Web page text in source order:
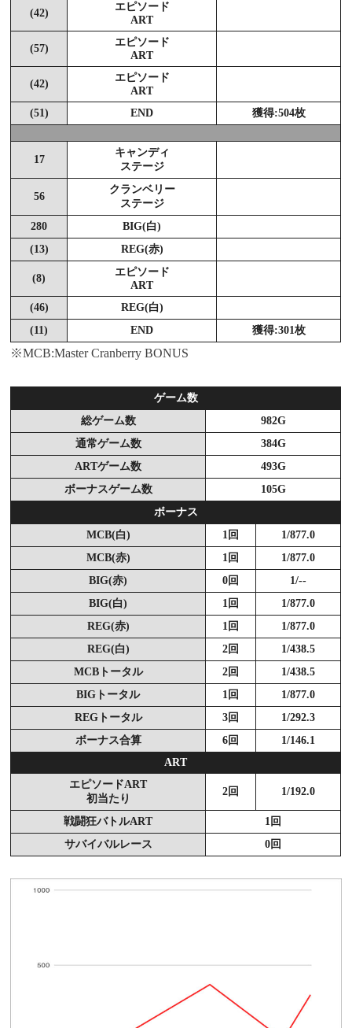
(42)
エピソード
ART
(57)
エピソード
ART
(42)
エピソード
ART
(51)
END 獲得:504枚
17
キャンディ
ステージ
56
クランベリー
ステージ
280
BIG(白)
(13)
REG(赤)
(8)
エピソード
ART
(46)
REG(白)
(11)
END 獲得:301枚
※MCB:Master Cranberry BONUS
ゲーム数
総ゲーム数
982G
通常ゲーム数
384G
ARTゲーム数
493G
ボーナスゲーム数
105G
ボーナス
MCB(白)
1回
1/877.0
MCB(赤)
1回
1/877.0
BIG(赤)
0回
1/--
BIG(白)
1回
1/877.0
REG(赤)
1回
1/877.0
REG(白)
2回
1/438.5
MCBトータル
2回
1/438.5
BIGトータル
1回
1/877.0
REGトータル
3回
1/292.3
ボーナス合算
6回
1/146.1
ART
エピソードART
初当たり
2回 1/192.0
戦闘狂バトルART
1回
サバイバルレース
0回